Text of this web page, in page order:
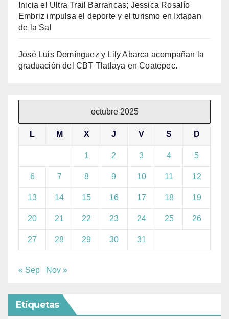
Inicia el Ultra Trail Barrancas; Jessica Rosalío
Embriz impulsa el deporte y el turismo en Ixtapan
de la Sal
José Luis Domínguez y Lily Abarca acompañan la
graduación del CBT Tlatlaya en Coatepec.
octubre 2025
L M X J V S D
1 2 3 4 5
6 7 8 9 10 11 12
13 14 15 16 17 18 19
20 21 22 23 24 25 26
27 28 29 30 31
« Sep Nov »
Etiquetas